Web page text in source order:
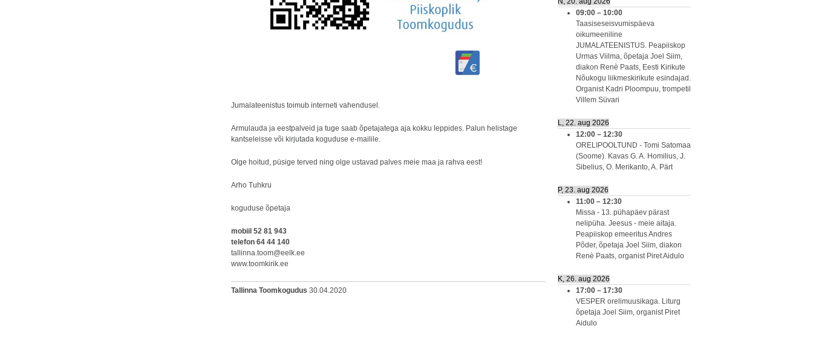
Jumalateenistus toimub interneti vahendusel.
Armulauda ja eestpalveid ja tuge saab õpetajatega aja kokku leppides. Palun helistage
kantseleisse või kirjutada koguduse e-mailile.
Olge hoitud, püsige terved ning olge ustavad palves meie maa ja rahva eest!
Arho Tuhkru
koguduse õpetaja
mobiil 52 81 943
tel efon 64 44 140
tallinna.toom@eelk.ee
www.toomkirik.ee
Tallinna Toomkogudus 30.04.2020
09:00 – 10:00
Taasiseseisvumispäeva
oikumeeniline
JUMALATEENISTUS. Peapiiskop
Urmas Viilma, õpetaja Joel Siim,
diakon Renè Paats, Eesti Kirikute
Nõukogu liikmeskirikute esindajad.
Organist Kadri Ploompuu, trompetil
Villem Süvari
L, 22. aug 2026
12:00 – 12:30
ORELIPOOLTUND - Tomi Satomaa
(Soome). Kavas G. A. Homilius, J.
Sibelius, O. Merikanto, A. Pärt
P, 23. aug 2026
11:00 – 12:30
Missa - 13. pühapäev pärast
nelipüha. Jeesus - meie aitaja.
Peapiiskop emeeritus Andres
Põder, õpetaja Joel Siim, diakon
Renè Paats, organist Piret Aidulo
K, 26. aug 2026
17:00 – 17:30
VESPER orelimuusikaga. Liturg
õpetaja Joel Siim, organist Piret
Aidulo